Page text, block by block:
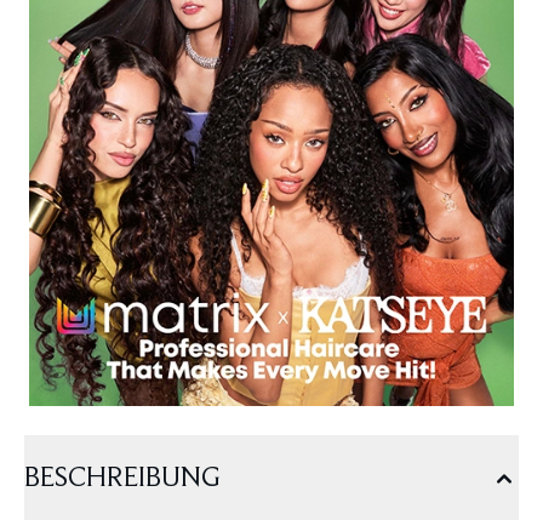
BESCHREIBUNG